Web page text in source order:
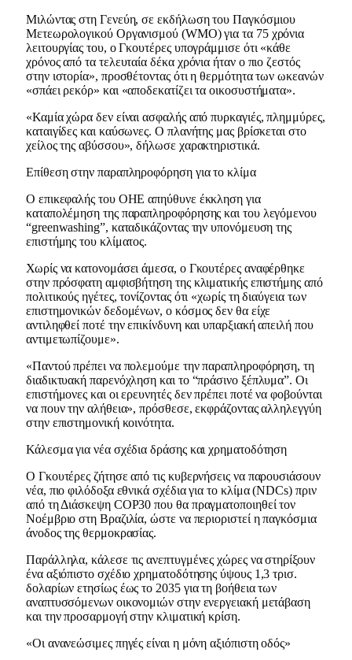
Μιλώντας στη Γενεύη, σε εκδήλωση του Παγκόσμιου
Μετεωρολογικού Οργανισμού (WMO) για τα 75 χρόνια
λειτουργίας του, ο Γκουτέρες υπογράμμισε ότι «κάθε
χρόνος από τα τελευταία δέκα χρόνια ήταν ο πιο ζεστός
στην ιστορία», προσθέτοντας ότι η θερμότητα των ωκεανών
«σπάει ρεκόρ» και «αποδεκατίζει τα οικοσυστήματα».
«Καμία χώρα δεν είναι ασφαλής από πυρκαγιές, πλημμύρες,
καταιγίδες και καύσωνες. Ο πλανήτης μας βρίσκεται στο
χείλος της αβύσσου», δήλωσε χαρακτηριστικά.
Επίθεση στην παραπληροφόρηση για το κλίμα
Ο επικεφαλής του ΟΗΕ απηύθυνε έκκληση για
καταπολέμηση της παραπληροφόρησης και του λεγόμενου
“greenwashing”, καταδικάζοντας την υπονόμευση της
επιστήμης του κλίματος.
Χωρίς να κατονομάσει άμεσα, ο Γκουτέρες αναφέρθηκε
στην πρόσφατη αμφισβήτηση της κλιματικής επιστήμης από
πολιτικούς ηγέτες, τονίζοντας ότι «χωρίς τη διαύγεια των
επιστημονικών δεδομένων, ο κόσμος δεν θα είχε
αντιληφθεί ποτέ την επικίνδυνη και υπαρξιακή απειλή που
αντιμετωπίζουμε».
«Παντού πρέπει να πολεμούμε την παραπληροφόρηση, τη
διαδικτυακή παρενόχληση και το “πράσινο ξέπλυμα”. Οι
επιστήμονες και οι ερευνητές δεν πρέπει ποτέ να φοβούνται
να πουν την αλήθεια», πρόσθεσε, εκφράζοντας αλληλεγγύη
στην επιστημονική κοινότητα.
Κάλεσμα για νέα σχέδια δράσης και χρηματοδότηση
Ο Γκουτέρες ζήτησε από τις κυβερνήσεις να παρουσιάσουν
νέα, πιο φιλόδοξα εθνικά σχέδια για το κλίμα (NDCs) πριν
από τη Διάσκεψη COP30 που θα πραγματοποιηθεί τον
Νοέμβριο στη Βραζιλία, ώστε να περιοριστεί η παγκόσμια
άνοδος της θερμοκρασίας.
Παράλληλα, κάλεσε τις ανεπτυγμένες χώρες να στηρίξουν
ένα αξιόπιστο σχέδιο χρηματοδότησης ύψους 1,3 τρισ.
δολαρίων ετησίως έως το 2035 για τη βοήθεια των
αναπτυσσόμενων οικονομιών στην ενεργειακή μετάβαση
και την προσαρμογή στην κλιματική κρίση.
«Οι ανανεώσιμες πηγές είναι η μόνη αξιόπιστη οδός»